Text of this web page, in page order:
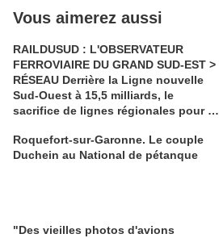
Vous aimerez aussi
RAILDUSUD : L'OBSERVATEUR
FERROVIAIRE DU GRAND SUD-EST >
RÉSEAU Derrière la Ligne nouvelle
Sud-Ouest à 15,5 milliards, le
sacrifice de lignes régionales pour 50
Roquefort-sur-Garonne. Le couple
Duchein au National de pétanque
"Des vieilles photos d'avions